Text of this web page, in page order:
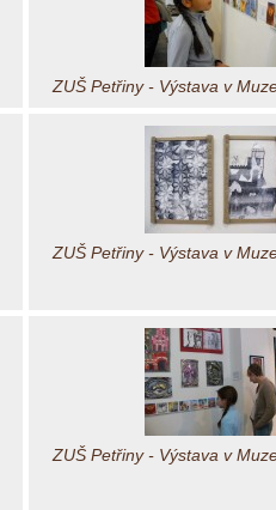
ZUŠ Petřiny - Výstava v
ZUŠ Petřiny - Výstava v
ZUŠ Petřiny - Výstava v